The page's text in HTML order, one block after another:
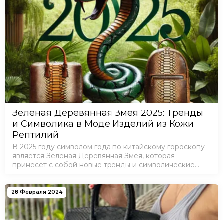
Зелёная Деревянная Змея 2025: Тренды
и Символика в Моде Изделий из Кожи
Рептилий
В 2025 году символом года по китайскому гороскопу
является Зелёная Деревянная Змея, которая
принесёт с собой новые тренды и символические
аксессуаров. Змея олицетворяет мудрость,
элегантност…
28 Февраля 2024